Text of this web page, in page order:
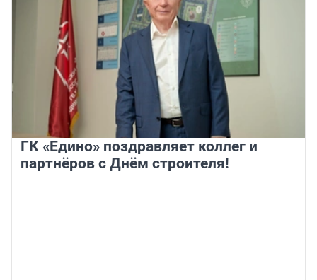
ГК «Едино» поздравляет коллег и
партнёров с Днём строителя!